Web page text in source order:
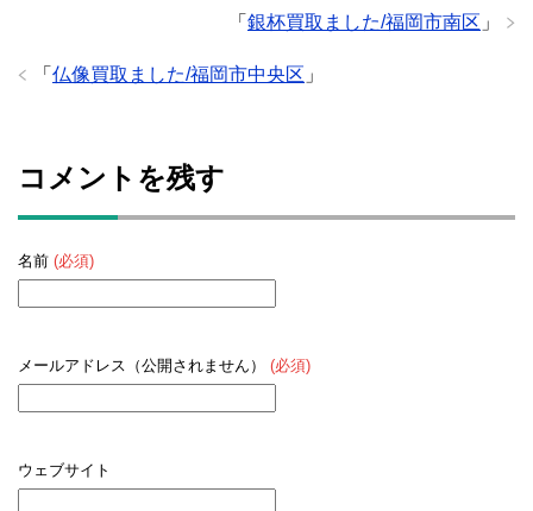
「 銀杯買取ました/福岡市南区 」
「 仏像買取ました/福岡市中央区 」
コメントを残す
名前 (必須)
メールアドレス（公開されません） (必須)
ウェブサイト